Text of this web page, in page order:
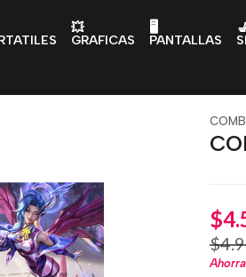
💥
GRAFICAS
🖥️
PANTALLAS
Ahorra